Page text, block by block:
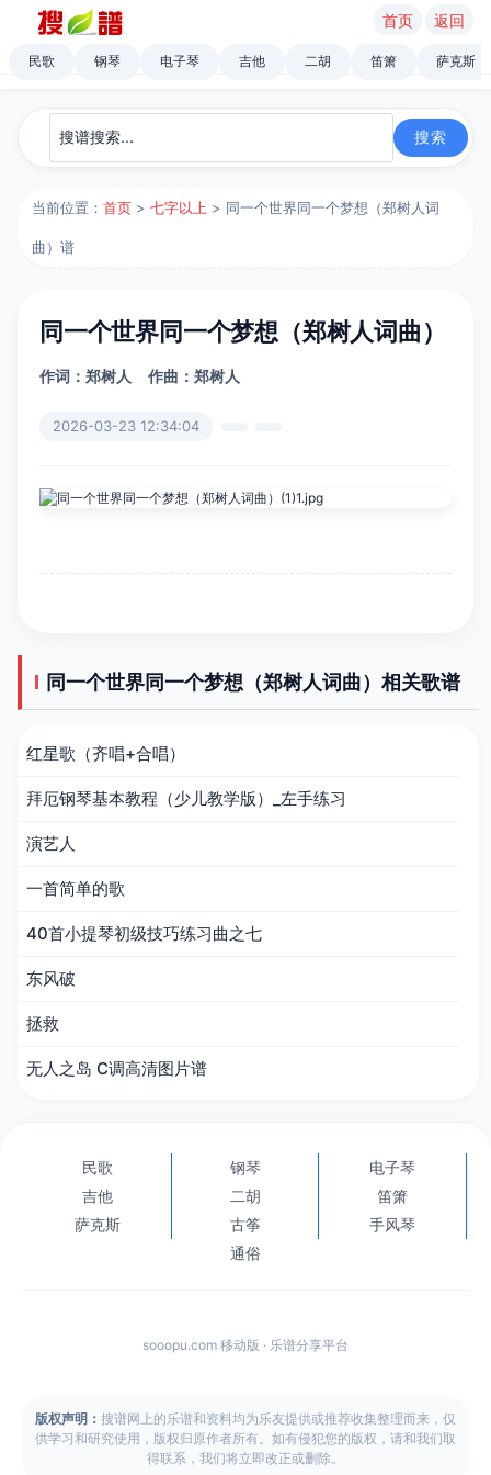
首页 返回
民歌 钢琴 电子琴 吉他 二胡 笛箫 萨克斯
当前位置：首页 >七字以上 > 同一个世界同一个梦想（郑树人词
曲）谱
同一个世界同一个梦想（郑树人词曲）
作词：郑树人 作曲：郑树人
2026-03-23 12:34:04
同一个世界同一个梦想（郑树人词曲）相关歌谱
红星歌（齐唱+合唱）
拜厄钢琴基本教程（少儿教学版）_左手练习
演艺人
一首简单的歌
40首小提琴初级技巧练习曲之七
东风破
拯救
无人之岛 C调高清图片谱
民歌 钢琴
电子琴
吉他
二胡
笛箫
萨克斯
古筝
手风琴
通俗
sooopu.com 移动版 · 乐谱分享平台
版权声明： 搜谱网上的乐谱和资料均为乐友提供或推荐收集整理而来，仅
供学习和研究使用，版权归原作者所有。如有侵犯您的版权，请和我们取
得联系，我们将立即改正或删除。